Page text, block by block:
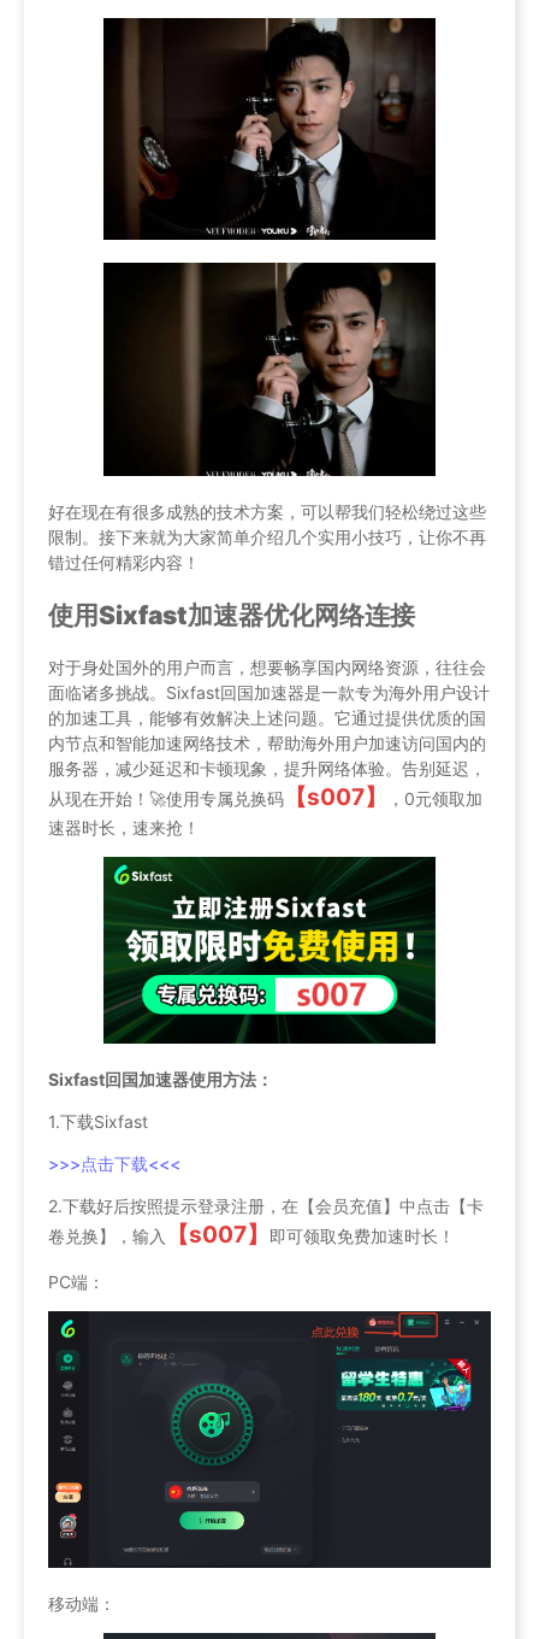
好在现在有很多成熟的技术方案，可以帮我们轻松绕过这些
限制。接下来就为大家简单介绍几个实用小技巧，让你不再
错过任何精彩内容！
使用Sixfast加速器优化网络连接
对于身处国外的用户而言，想要畅享国内网络资源，往往会
面临诸多挑战。Sixfast回国加速器是一款专为海外用户设计
的加速工具，能够有效解决上述问题。它通过提供优质的国
内节点和智能加速网络技术，帮助海外用户加速访问国内的
服务器，减少延迟和卡顿现象，提升网络体验。告别延迟，
从现在开始！🚀使用专属兑换码
【s007】
，0元领取加
速器时长，速来抢！
Sixfast回国加速器使用方法：
1.下载Sixfast
>>>点击下载<<<
2.下载好后按照提示登录注册，在【会员充值】中点击【卡
卷兑换】，输入
【s007】 即可领取免费加速时长！
PC端：
移动端：